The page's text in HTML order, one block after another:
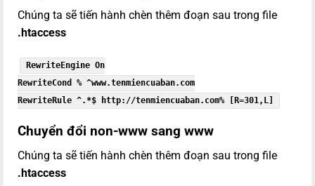
Chúng ta sẽ tiến hành chèn thêm đoạn sau trong file
.htaccess
RewriteEngine On
RewriteCond % ^www.tenmiencuaban.com
RewriteRule ^.*$ http://tenmiencuaban.com% [R=301,L]
Chuyển đổi non-www sang www
Chúng ta sẽ tiến hành chèn thêm đoạn sau trong file
.htaccess